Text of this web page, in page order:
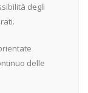
degli
delle